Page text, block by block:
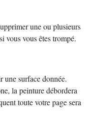
une ou plusieurs
vous vous êtes trompé.
une surface donnée.
la peinture débordera
toute votre page sera